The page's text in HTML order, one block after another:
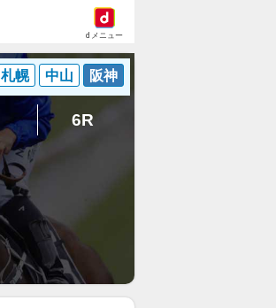
dメニュー
札幌 中山 阪神
6R